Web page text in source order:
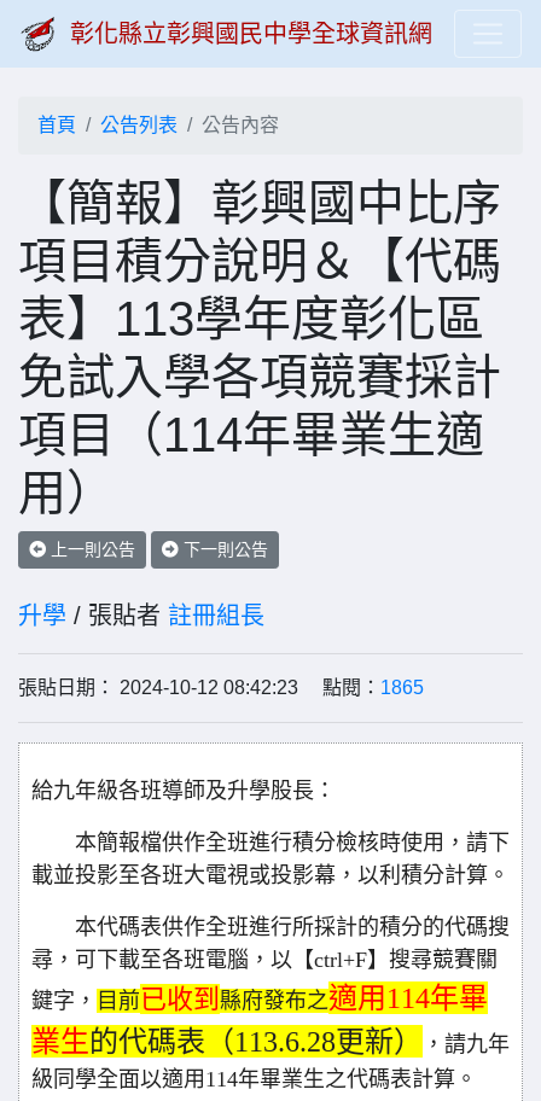
彰化縣立彰興國民中學全球資訊網
首頁 公告列表 公告內容
【簡報】彰興國中比序
項目積分說明＆【代碼
表】113學年度彰化區
免試入學各項競賽採計
項目（114年畢業生適
用）
上一則公告 下一則公告
升學 / 張貼者 註冊組長
張貼日期： 2024-10-12 08:42:23 點閱： 1865
給九年級各班導師及升學股長：
本簡報檔供作全班進行積分檢核時使用，請下
載並投影至各班大電視或投影幕，以利積分計算。
本代碼表供作全班進行所採計的積分的代碼搜
尋，可下載至各班電腦，以【ctrl+F】搜尋競賽關
鍵字， 目前已收到 縣府發布之適用114年畢
業生的代碼表（113.6.28更新）
，請九年
級同學全面以適用114年畢業生之代碼表計算。